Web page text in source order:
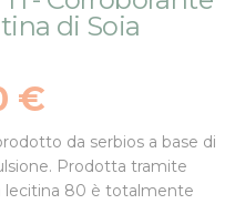
di Soia
€
da serbios a base di
Prodotta tramite
lecitina 80 è totalmente